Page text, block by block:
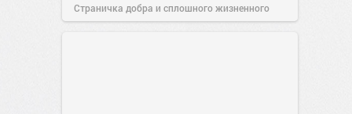
Страничка добра и сплошного жизненного